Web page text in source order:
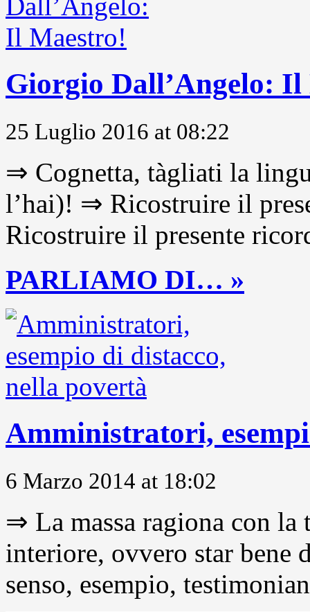
Giorgio Dall’Angelo:
25 Luglio 2016 at 08:22
⇒ Cognetta, tàgliati la
l’hai)! ⇒ Ricostruire il
Ricostruire il presente
PARLIAMO DI… »
Amministratori,
6 Marzo 2014 at 18:02
⇒ La massa ragiona con
interiore, ovvero star
senso, esempio,